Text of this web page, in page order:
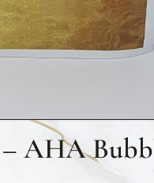
– AHA